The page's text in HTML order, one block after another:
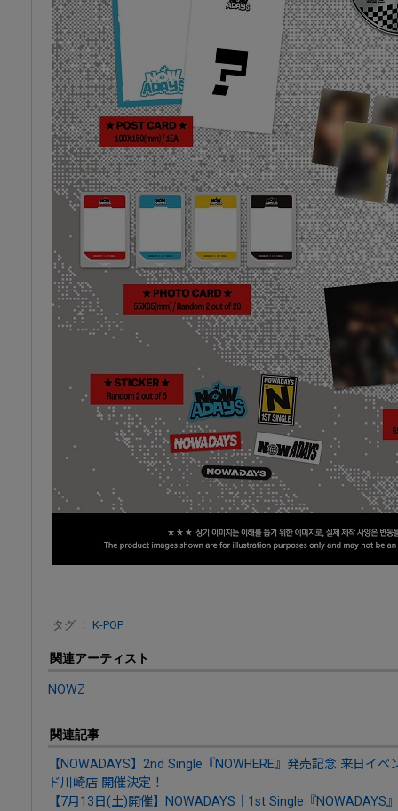
タグ ： K-POP
関連アーティスト
NOWZ
関連記事
【NOWADAYS】2nd Single『NOWHERE』発売記念 来日イ
ド川崎店 開催決定！
【7月13日(土)開催】NOWADAYS｜1st Single『NOWADAYS